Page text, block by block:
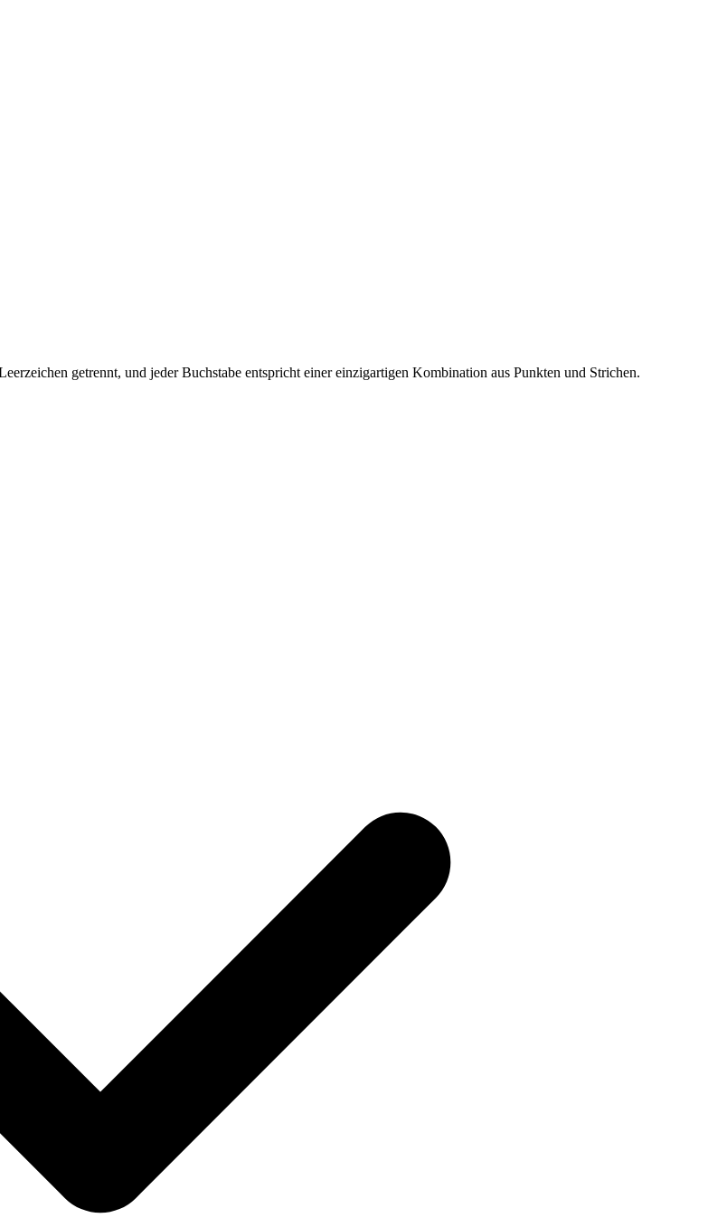
getrennt, und jeder Buchstabe entspricht einer einzigartigen Kombination aus Punkten und Strichen.